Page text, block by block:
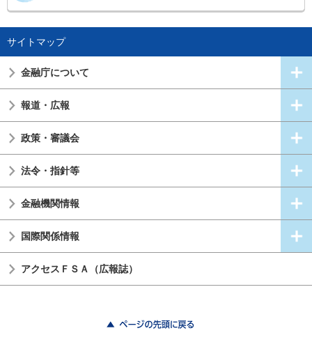
サイトマップ
金融庁について
報道・広報
政策・審議会
法令・指針等
金融機関情報
国際関係情報
アクセスＦＳＡ（広報誌）